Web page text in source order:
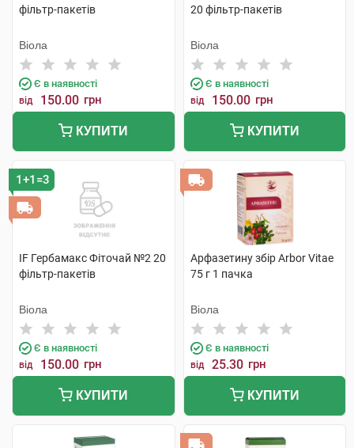
фільтр-пакетів
Віола
Є в наявності
від 150.00 грн
КУПИТИ
20 фільтр-пакетів
Віола
Є в наявності
від 150.00 грн
КУПИТИ
1+1=3
IF Гербамакс Фіточай №2 20
фільтр-пакетів
Віола
Є в наявності
від 150.00 грн
КУПИТИ
Арфазетину збір Arbor Vitae
75 г 1 пачка
Віола
Є в наявності
від 25.30 грн
КУПИТИ